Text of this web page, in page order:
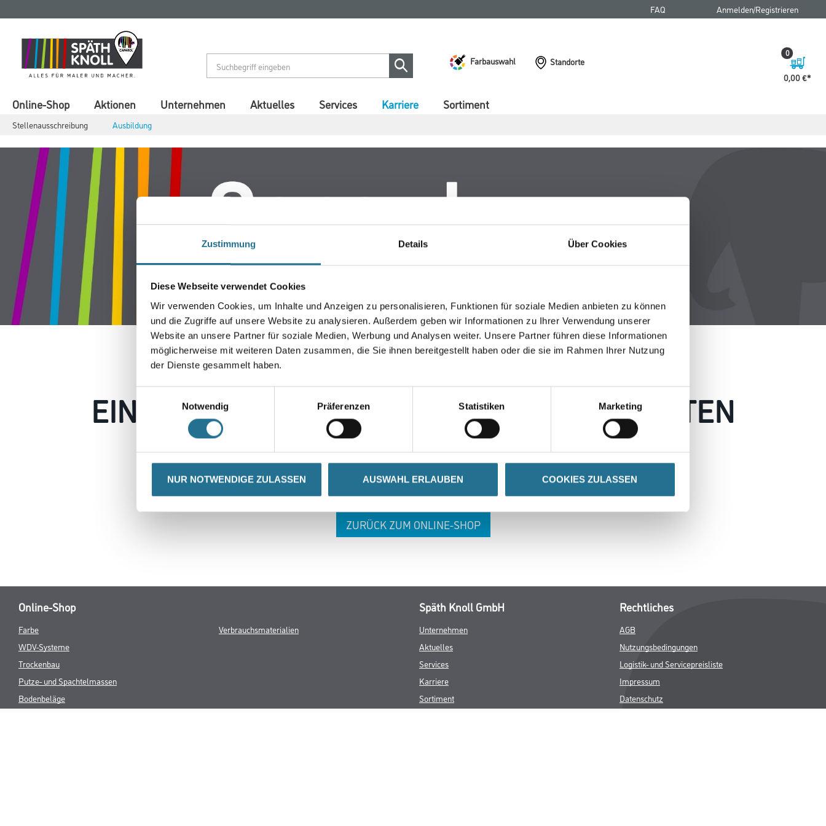
Zustimmung Details Über Cookies
Diese Webseite verwendet Cookies
Wir verwenden Cookies, um Inhalte und Anzeigen zu personalisieren, Funktionen für soziale Medien anbieten zu können
und die Zugriffe auf unsere Website zu analysieren. Außerdem geben wir Informationen zu Ihrer Verwendung unserer
Website an unsere Partner für soziale Medien, Werbung und Analysen weiter. Unsere Partner führen diese Informationen
möglicherweise mit weiteren Daten zusammen, die Sie ihnen bereitgestellt haben oder die sie im Rahmen Ihrer Nutzung
der Dienste gesammelt haben.
Notwendig
Präferenzen Statistiken Marketing
NUR NOTWENDIGE ZULASSEN AUSWAHL ERLAUBEN COOKIES ZULASSEN
springen
springen
FAQ Anmelden/Registrieren
Farbauswahl
Standorte
0,00 €
0
Online-Shop Aktionen Unternehmen Aktuelles Services Karriere
Stellenausschreibung Ausbildung
Sortiment
EIN KLEINER ZWISCHENFALL IST AUFGETRETEN
Erkunden Sie in der Zwischenzeit unseren Online-Shop und lassen Sie sich inspirieren.
ZURÜCK ZUM ONLINE-SHOP
Online-Shop
Farbe
WDV-Systeme
Trockenbau
Putze- und Spachtelmassen
Bodenbeläge
Verbrauchsmaterialien
Späth Knoll GmbH
Unternehmen
Aktuelles
Services
Karriere
Sortiment
Rechtliches
AGB
Nutzungsbedingungen
Logistik- und Servicepreisliste
Impressum
Datenschutz